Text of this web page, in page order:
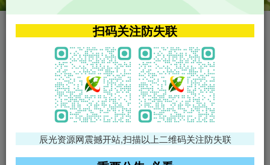
VIP特权介绍 APP源码
VIP特权介绍
火
VIP特权介绍
影视源码
影视源码
免费领支付宝红包
腾讯轻量4核4G3M服务器38元/
扫码关注防失联
辰光资源网震撼开站,扫描以上二维码关注防失联